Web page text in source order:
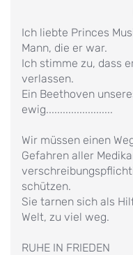
Ich liebte Princes
Mann, die er war.
Ich stimme zu, dass
verlassen.
Ein Beethoven
ewig........................
Wir müssen einen
Gefahren aller
schützen.
Sie tarnen sich als
Welt, zu viel weg.
RUHE IN FRIEDEN